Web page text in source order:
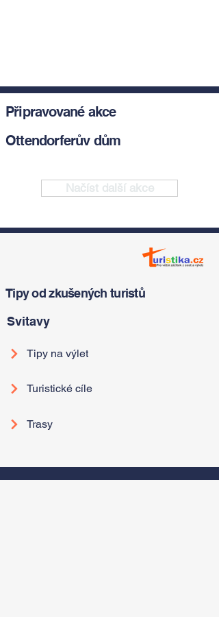
Připravované akce
Ottendorferův dům
Načíst další akce
Tipy od zkušených turistů
Svitavy
Tipy na výlet
Turistické cíle
Trasy